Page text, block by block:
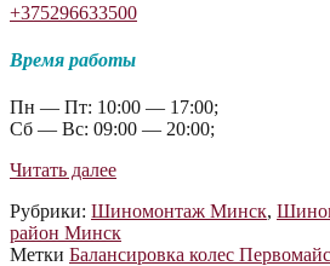
+375296633500
Время работы
Пн — Пт: 10:00 — 17:00;
Сб — Вс: 09:00 — 20:00;
Читать далееАвто
Шиномонтаж
Рубрики: Шиномонтаж Минск,
район Минск
Метки Балансировка колес